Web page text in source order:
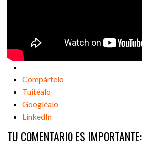
Compártelo
Tuitéalo
Googléalo
LinkedIn
TU COMENTARIO ES IMPORTANTE: